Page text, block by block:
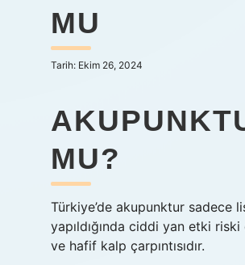
MU
Tarih: Ekim 26, 2024
MU?
Türkiye’de akupunktur sadece
yapıldığında ciddi yan etki
ve hafif kalp çarpıntısıdır.